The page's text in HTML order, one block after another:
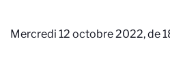
Mercredi 12 octobre 2022, de